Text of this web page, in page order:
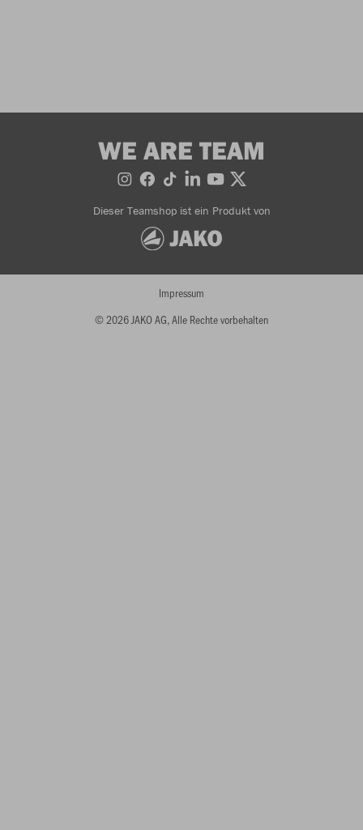
WE ARE TEAM
Dieser Teamshop ist ein Produkt von
© 2026 JAKO AG, Alle Rechte vorbehalten
Impressum